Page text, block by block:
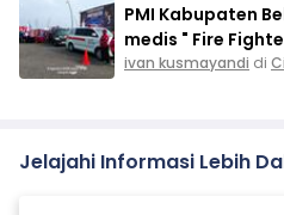
PMI Kabupaten
medis " Fire
ivan kusmayandi di
Jelajahi Informasi Lebih